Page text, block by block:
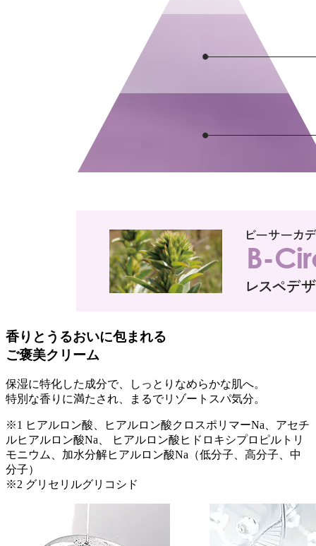
香りとうるおいに包まれる
ご褒美クリーム
保湿に特化した成分で、しっとりなめらかな肌へ。
特別な香りに満たされ、まるでリゾートスパ気分。
※1 ヒアルロン酸、ヒアルロン酸クロスポリマーNa、アセチ
ルヒアルロン酸Na、 ヒアルロン酸ヒドロキシプロピルトリ
モニウム、加水分解ヒアルロン酸Na（低分子、高分子、中
分子）
※2 グリセリルグリコシド